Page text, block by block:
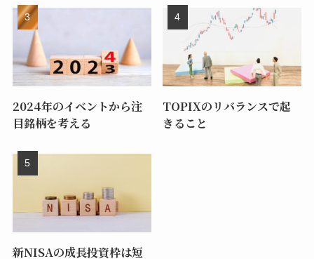
2024年のイベントから注
目銘柄を考える
TOPIXのリバランスで起
きること
新NISAの成長投資枠は短